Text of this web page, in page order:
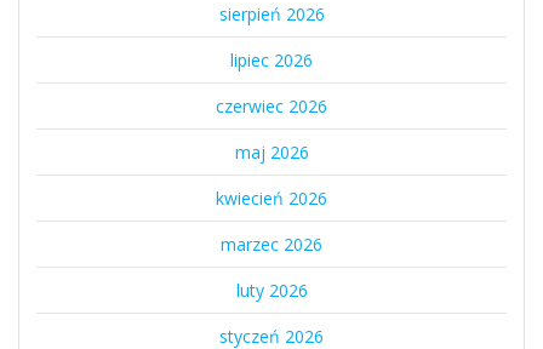
sierpień 2026
lipiec 2026
czerwiec 2026
maj 2026
kwiecień 2026
marzec 2026
luty 2026
styczeń 2026